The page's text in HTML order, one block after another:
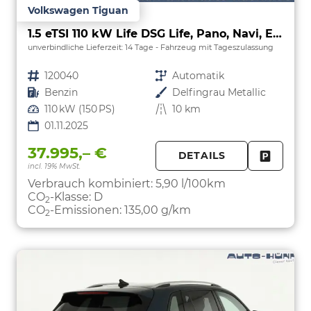
Volkswagen Tiguan
1.5 eTSI 110 kW Life DSG Life, Pano, Navi, EasyOpen, LED-Plus, 5 J.-Garantie
unverbindliche Lieferzeit: 14 Tage Fahrzeug mit Tageszulassung
Fahrzeugnr. 120040 Getriebe Automatik
Kraftstoff Benzin Außenfarbe Delfingrau Metallic
Leistung 110 kW (150 PS) Kilometerstand 10 km
01.11.2025
37.995,– €
incl. 19% MwSt.
DETAILS
Verbrauch kombiniert: 5,90 l/100km
CO2-Klasse: D
CO2-Emissionen: 135,00 g/km